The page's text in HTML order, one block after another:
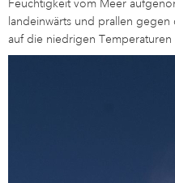
Feuchtigkeit vom Meer
landeinwärts und prallen
auf die niedrigen